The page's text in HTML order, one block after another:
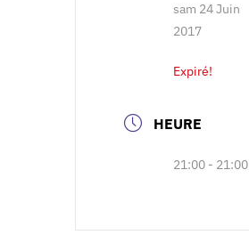
sam 24 Juin
2017
Expiré!
HEURE
21:00 - 21:00